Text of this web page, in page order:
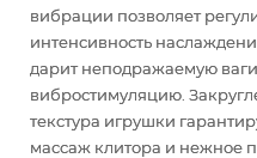
вибрации позволяет
интенсивность
дарит неподражаемую
вибростимуляцию.
текстура игрушки
массаж клитора и нежное